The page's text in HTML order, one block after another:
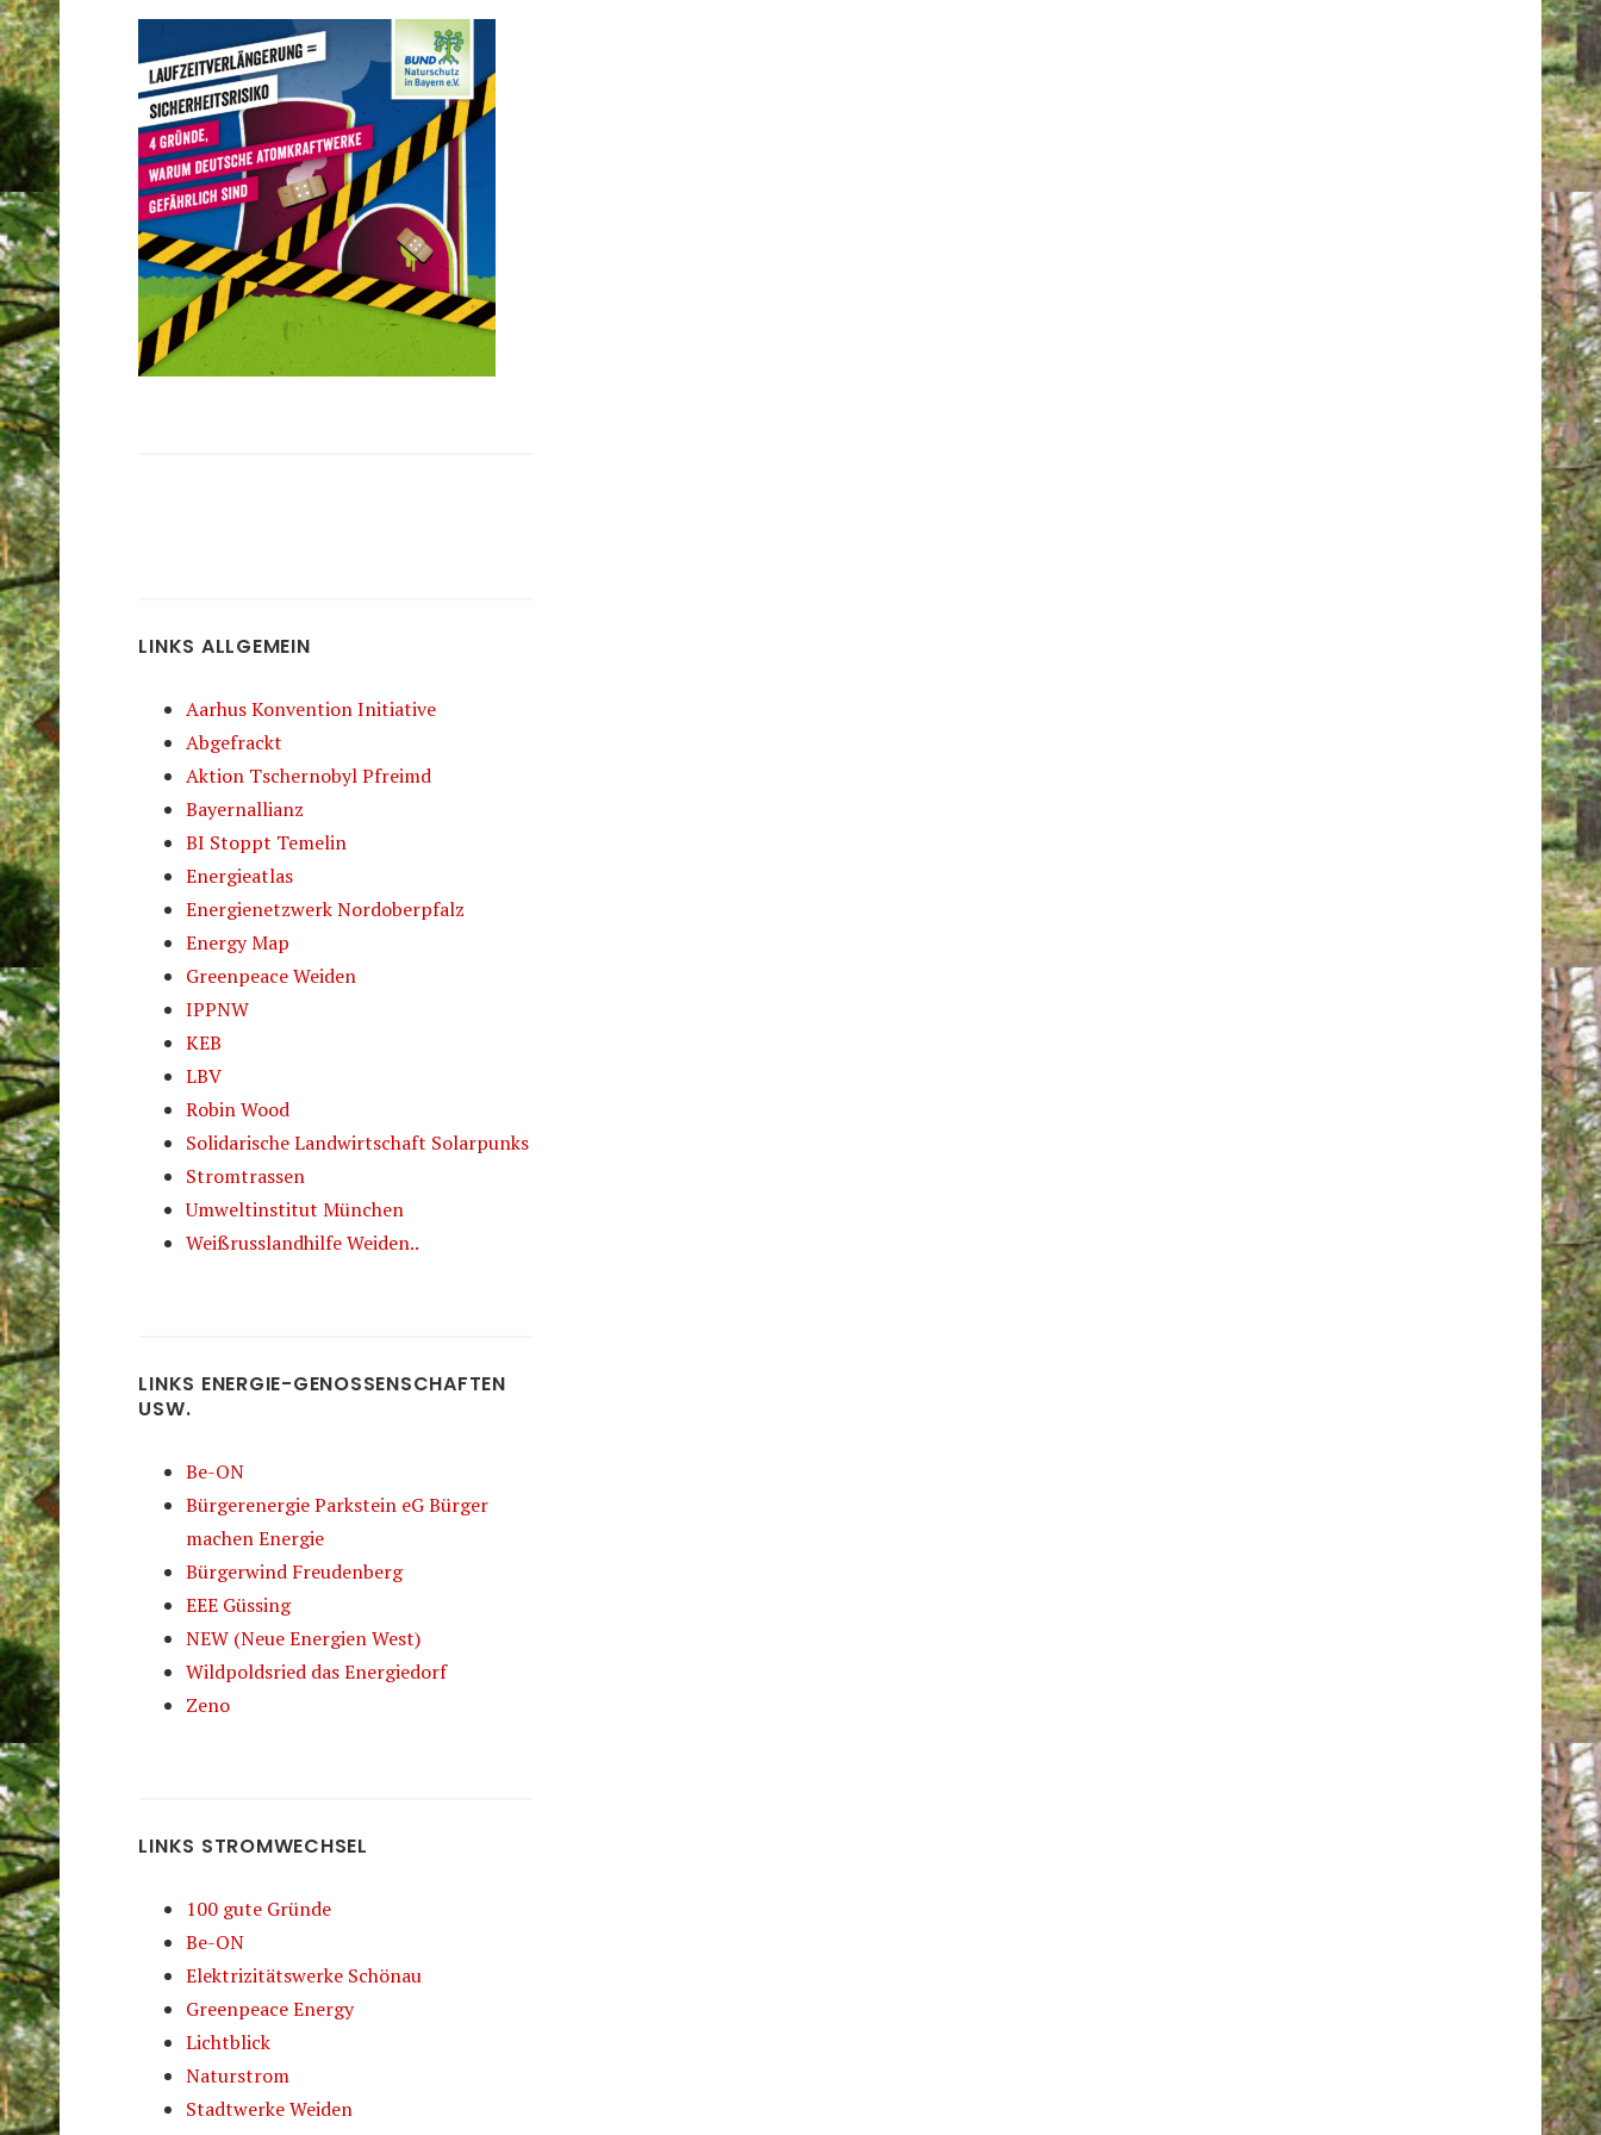
LINKS ALLGEMEIN
Aarhus Konvention Initiative
Abgefrackt
Aktion Tschernobyl Pfreimd
Bayernallianz
BI Stoppt Temelin
Energieatlas
Energienetzwerk Nordoberpfalz
Energy Map
Greenpeace Weiden
IPPNW
KEB
LBV
Robin Wood
Solidarische Landwirtschaft Solarpunks
Stromtrassen
Umweltinstitut München
Weißrusslandhilfe Weiden..
LINKS ENERGIE-GENOSSENSCHAFTEN
USW.
Be-ON
Bürgerenergie Parkstein eG Bürger
machen Energie
Bürgerwind Freudenberg
EEE Güssing
NEW (Neue Energien West)
Wildpoldsried das Energiedorf
Zeno
LINKS STROMWECHSEL
100 gute Gründe
Be-ON
Elektrizitätswerke Schönau
Greenpeace Energy
Lichtblick
Naturstrom
Stadtwerke Weiden